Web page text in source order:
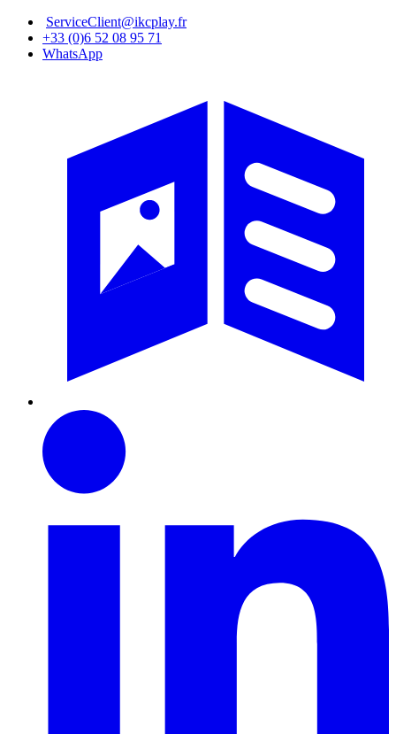
Aller
contenu
ServiceClient@ikcplay.fr
+33 (0)6 52 08 95 71
WhatsApp